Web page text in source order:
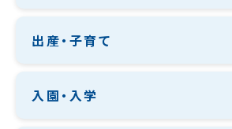
出産・子育て
入園・入学